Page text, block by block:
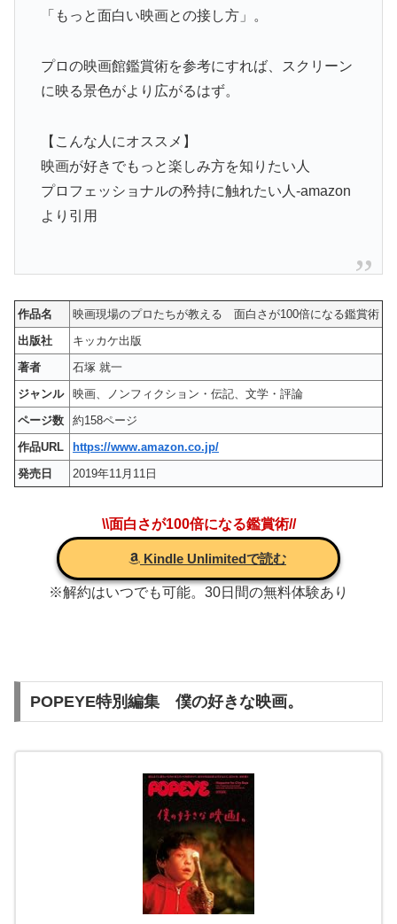
「もっと面白い映画との接し方」。
プロの映画館鑑賞術を参考にすれば、スクリーン
に映る景色がより広がるはず。
【こんな人にオススメ】
映画が好きでもっと楽しみ方を知りたい人
プロフェッショナルの矜持に触れたい人-amazon
より引用
作品名
映画現場のプロたちが教える 面白さが100倍になる鑑賞術
出版社
キッカケ出版
著者
石塚 就一
ジャンル
映画、ノンフィクション・伝記、文学・評論
ページ数
約158ページ
作品URL
https://www.amazon.co.jp/
発売日
2019年11月11日
\\面白さが100倍になる鑑賞術//
Kindle Unlimitedで読む
※解約はいつでも可能。30日間の無料体験あり
POPEYE特別編集 僕の好きな映画。